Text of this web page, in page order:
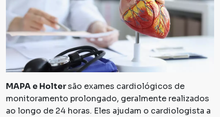
MAPA e Holtersão exames cardiológicos de
monitoramento prolongado, geralmente realizados
ao longo de 24 horas. Eles ajudam o cardiologista a